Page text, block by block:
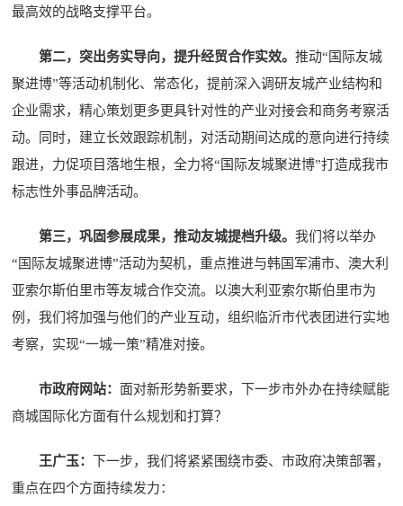
最高效的战略支撑平台。
第二，突出务实导向，提升经贸合作实效。推动“国际友城
聚进博”等活动机制化、常态化，提前深入调研友城产业结构和
企业需求，精心策划更多更具针对性的产业对接会和商务考察活
动。同时，建立长效跟踪机制，对活动期间达成的意向进行持续
跟进，力促项目落地生根，全力将“国际友城聚进博”打造成我市
标志性外事品牌活动。
第三，巩固参展成果，推动友城提档升级。我们将以举办
“国际友城聚进博”活动为契机，重点推进与韩国军浦市、澳大利
亚索尔斯伯里市等友城合作交流。以澳大利亚索尔斯伯里市为
例，我们将加强与他们的产业互动，组织临沂市代表团进行实地
考察，实现“一城一策”精准对接。
市政府网站：面对新形势新要求，下一步市外办在持续赋能
商城国际化方面有什么规划和打算？
王广玉：下一步，我们将紧紧围绕市委、市政府决策部署，
重点在四个方面持续发力：